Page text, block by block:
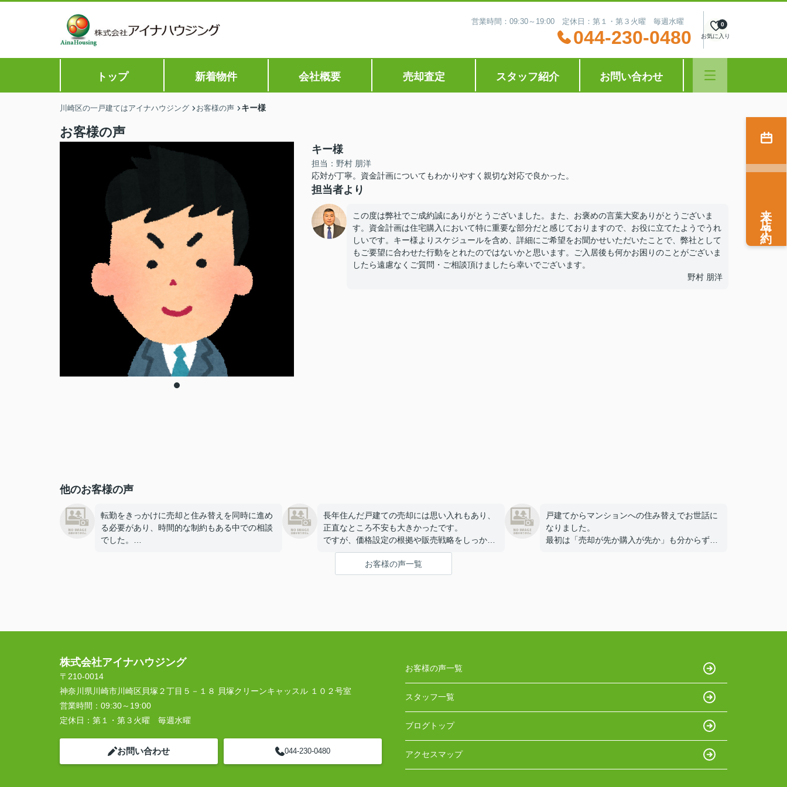
営業時間：09:30～19:00 定休日：第１・第３火曜 毎週水曜
044-230-0480 お気に入り
0
トップ 新着物件 会社概要 売却査定 スタッフ紹介 お問い合わせ
川崎区の一戸建てはアイナハウジング お客様の声 キー様
お客様の声
キー様
担当：野村 朋洋
応対が丁寧。資金計画についてもわかりやすく親切な対応で良かった。
担当者より
この度は弊社でご成約誠にありがとうございました。また、お褒めの言葉大変ありがとうございま
す。資金計画は住宅購入において特に重要な部分だと感じておりますので、お役に立てたようでうれ
しいです。キー様よりスケジュールを含め、詳細にご希望をお聞かせいただいたことで、弊社として
もご要望に合わせた行動をとれたのではないかと思います。ご入居後も何かお困りのことがございま
したら遠慮なくご質問・ご相談頂けましたら幸いでございます。
野村 朋洋
他のお客様の声
転勤をきっかけに売却と住み替えを同時に進め
る必要があり、時間的な制約もある中での相談
でした。
長年住んだ戸建ての売却には思い入れもあり、
正直なところ不安も大きかったです。
ですが、価格設定の根拠や販売戦略をしっかり
説明していただき、納得してお任せすることが
できました。
結果的に希望に近い価格で売却でき、新居のマ
戸建てからマンションへの住み替えでお世話に
なりました。
最初は「売却が先か購入が先か」も分からず不
お客様の声一覧
来店予約
株式会社アイナハウジング
〒210-0014
神奈川県川崎市川崎区貝塚２丁目５－１８ 貝塚クリーンキャッスル １０２号室
営業時間： 09:30～19:00
定休日： 第１・第３火曜 毎週水曜
お問い合わせ 044-230-0480
お客様の声一覧
スタッフ一覧
ブログトップ
アクセスマップ